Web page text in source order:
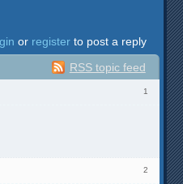
or register to post a reply
RSS topic feed
1
2